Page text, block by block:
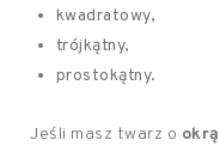
kwadratowy,
trójkątny,
prostokątny.
Jeśli masz twarz o